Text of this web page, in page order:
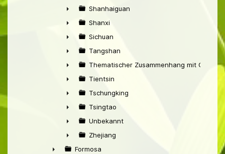
►
►
Shanhaiguan
►
Shanxi
►
Sichuan
►
Tangshan
►
Thematischer Zusammenhang mit China
►
Tientsin
►
Tschungking
►
Tsingtao
►
Unbekannt
►
Zhejiang
Formosa